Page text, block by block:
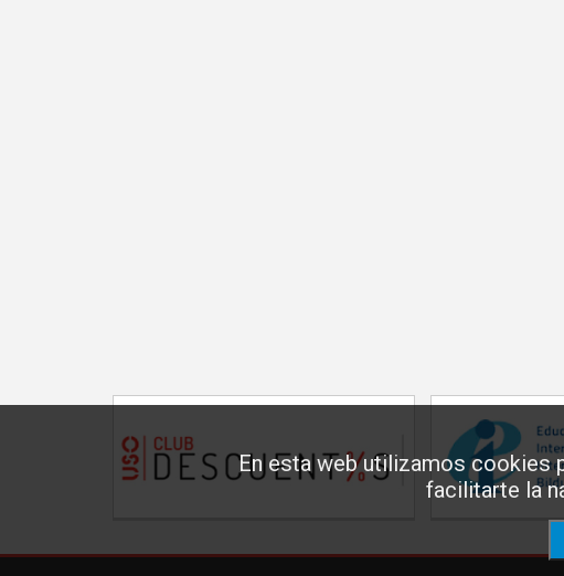
En esta web utilizamos cookies
facilitarte la